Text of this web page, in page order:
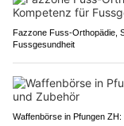
Fazzone Fuss-Orthopädie,
Fussgesundheit
Waffenbörse in Pfungen